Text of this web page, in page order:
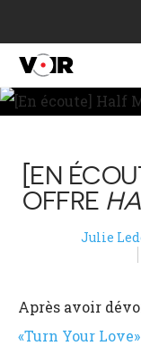
[EN
OFFRE
Julie
Après avoir
«Turn Your Love»